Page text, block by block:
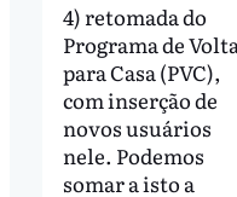
4) retomada do
Programa de
para Casa (PVC),
com inserção de
novos usuários
nele. Podemos
somar a isto a